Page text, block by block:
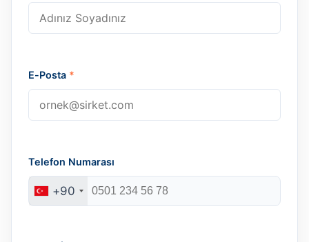
E-Posta *
Telefon Numarası
+90